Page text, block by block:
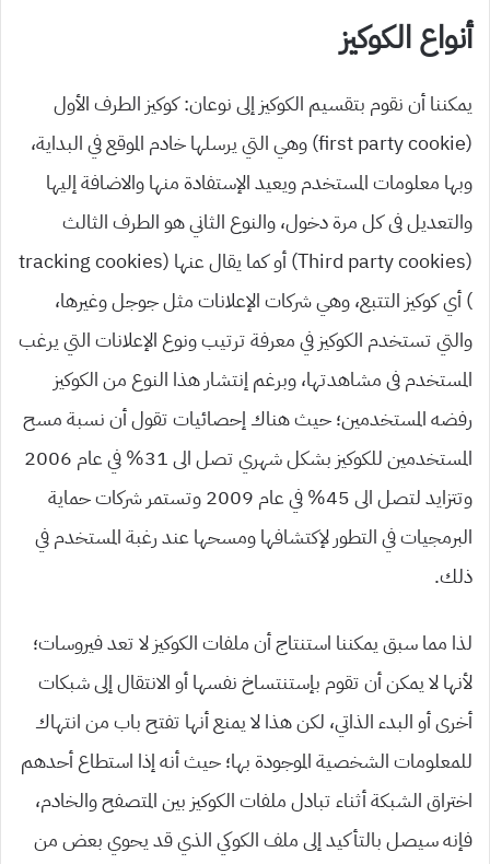
أنواع الكوكيز
يمكننا أن نقوم بتقسيم الكوكيز إلى نوعان: كوكيز الطرف الأول
(first party cookie) وهي التي يرسلها خادم الموقع في البداية،
وبها معلومات المستخدم ويعيد الإستفادة منها والاضافة إليها
والتعديل فى كل مرة دخول، والنوع الثاني هو الطرف الثالث
(Third party cookies) أو كما يقال عنها (tracking cookies
) أي كوكيز التتبع، وهي شركات الإعلانات مثل جوجل وغيرها،
والتي تستخدم الكوكيز في معرفة ترتيب ونوع الإعلانات التي يرغب
المستخدم فى مشاهدتها، وبرغم إنتشار هذا النوع من الكوكيز
رفضه المستخدمين؛ حيث هناك إحصائيات تقول أن نسبة مسح
المستخدمين للكوكيز بشكل شهري تصل الى 31% في عام 2006
وتتزايد لتصل الى 45% في عام 2009 وتستمر شركات حماية
البرمجيات في التطور لإكتشافها ومسحها عند رغبة المستخدم في
ذلك.
لذا مما سبق يمكننا استنتاج أن ملفات الكوكيز لا تعد فيروسات؛
لأنها لا يمكن أن تقوم بإستنتساخ نفسها أو الانتقال إلى شبكات
أخرى أو البدء الذاتي، لكن هذا لا يمنع أنها تفتح باب من انتهاك
للمعلومات الشخصية الموجودة بها؛ حيث أنه إذا استطاع أحدهم
اختراق الشبكة أثناء تبادل ملفات الكوكيز بين المتصفح والخادم،
فإنه سيصل بالتأكيد إلى ملف الكوكي الذي قد يحوي بعض من